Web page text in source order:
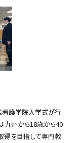
看護学院入学式が行
九州から18歳から40
得を目指して専門教